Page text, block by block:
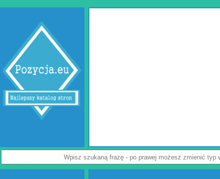
Jak uchronić paczkę przed uszkodzeniem? Z tym pytaniem zmaga się
przedsiębiorców. Rozwiązaniem problemu są skuteczne wypełniacze do
Dostępne są w dwóch, interesujących wersjach. Pierwsza to cieszące się
poduszki powietrzne do paczek. Alternatywą dla nich jest chroniąca równie
powietrzna. Do wyrobu wymienionych wersji służy folia biodegradowalna do
Załoga każdej firmy handlowej mogą w łatwy sposób tworzyć wspomniane
paczek. Do ich wytwarzania skonstruowano markowe urządzenia activaAir.
je nabyć i uruchomić. Skończą się problemy z częstymi zwrotami
Nie czekaj, już teraz odwiedź stronę activaair.pl. Znajdziesz na niej pełną